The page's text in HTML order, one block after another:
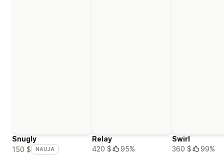
Snugly
150 $
NAUJA
Relay
420 $
95%
Swirl
360 $
99%